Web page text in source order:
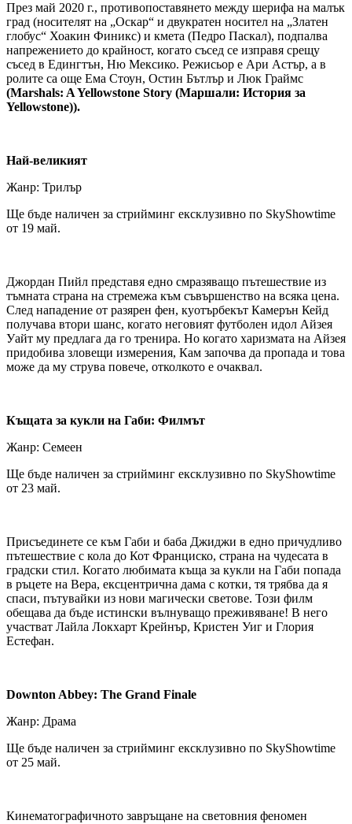
През май 2020 г., противопоставянето между шерифа на малък
град (носителят на „Оскар“ и двукратен носител на „Златен
глобус“ Хоакин Финикс) и кмета (Педро Паскал), подпалва
напрежението до крайност, когато съсед се изправя срещу
съсед в Едингтън, Ню Мексико. Режисьор е Ари Астър, а в
ролите са още Ема Стоун, Остин Бътлър и Люк Граймс
(Marshals: A Yellowstone Story (Маршали: История за
Yellowstone)).
Най-великият
Жанр: Трилър
Ще бъде наличен за стрийминг ексклузивно по SkyShowtime
от 19 май.
Джордан Пийл представя едно смразяващо пътешествие из
тъмната страна на стремежа към съвършенство на всяка цена.
След нападение от разярен фен, куотърбекът Камерън Кейд
получава втори шанс, когато неговият футболен идол Айзея
Уайт му предлага да го тренира. Но когато харизмата на Айзея
придобива зловещи измерения, Кам започва да пропада и това
може да му струва повече, отколкото е очаквал.
Къщата за кукли на Габи: Филмът
Жанр: Семеен
Ще бъде наличен за стрийминг ексклузивно по SkyShowtime
от 23 май.
Присъединете се към Габи и баба Джиджи в едно причудливо
пътешествие с кола до Кот Франциско, страна на чудесата в
градски стил. Когато любимата къща за кукли на Габи попада
в ръцете на Вера, ексцентрична дама с котки, тя трябва да я
спаси, пътувайки из нови магически светове. Този филм
обещава да бъде истински вълнуващо преживяване! В него
участват Лайла Локхарт Крейнър, Кристен Уиг и Глория
Естефан.
Downton Abbey: The Grand Finale
Жанр: Драма
Ще бъде наличен за стрийминг ексклузивно по SkyShowtime
от 25 май.
Кинематографичното завръщане на световния феномен